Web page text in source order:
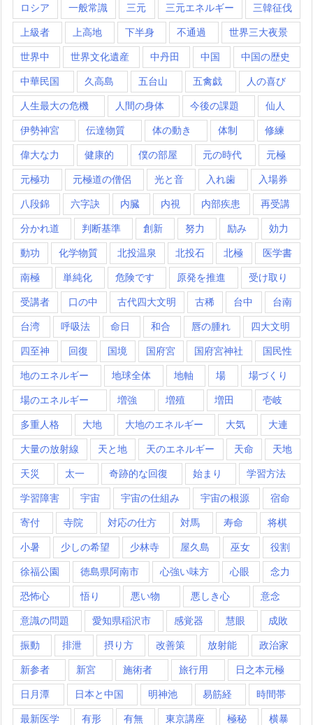
ロシア 一般常識 三元 三元エネルギー 三韓征伐
上級者 上高地 下半身 不通過 世界三大夜景
世界中 世界文化遺産 中丹田 中国 中国の歴史
中華民国 久高島 五台山 五禽戯 人の喜び
人生最大の危機 人間の身体 今後の課題 仙人
伊勢神宮 伝達物質 体の動き 体制 修練
偉大な力 健康的 僕の部屋 元の時代 元極
元極功 元極道の僧侶 光と音 入れ歯 入場券
八段錦 六字訣 内臓 内視 内部疾患 再受講
分かれ道 判断基準 創新 努力 励み 効力
動功 化学物質 北投温泉 北投石 北極 医学書
南極 単純化 危険です 原発を推進 受け取り
受講者 口の中 古代四大文明 古稀 台中 台南
台湾 呼吸法 命日 和合 唇の腫れ 四大文明
四至神 回復 国境 国府宮 国府宮神社 国民性
地のエネルギー 地球全体 地軸 場 場づくり
場のエネルギー 増強 増殖 増田 壱岐
多重人格 大地 大地のエネルギー 大気 大連
大量の放射線 天と地 天のエネルギー 天命 天地
天災 太一 奇跡的な回復 始まり 学習方法
学習障害 宇宙 宇宙の仕組み 宇宙の根源 宿命
寄付 寺院 対応の仕方 対馬 寿命 将棋
小暑 少しの希望 少林寺 屋久島 巫女 役割
徐福公園 徳島県阿南市 心強い味方 心眼 念力
恐怖心 悟り 悪い物 悪しき心 意念
意識の問題 愛知県稲沢市 感覚器 慧眼 成敗
振動 排泄 摂り方 改善策 放射能 政治家
新参者 新宮 施術者 旅行用 日之本元極
日月潭 日本と中国 明神池 易筋経 時間帯
最新医学 有形 有無 東京講座 極秘 横暴